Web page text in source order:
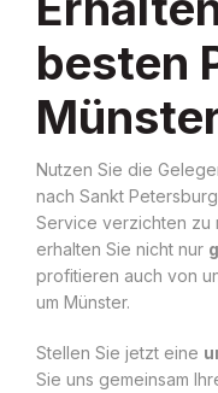
besten
Nutzen Sie die
nach Sankt
Service verzichten zu
erhalten Sie nicht nur
profitieren auch von
um Münster.
Stellen Sie jetzt eine
Sie uns gemeinsam